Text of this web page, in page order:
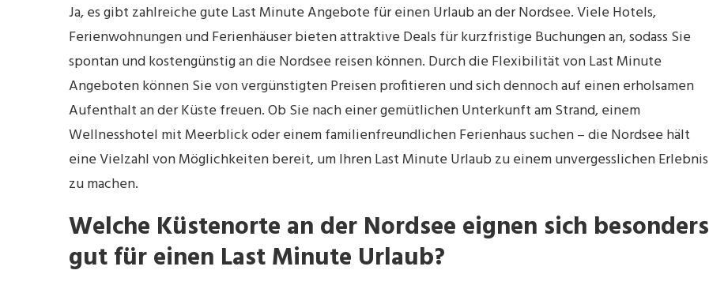
Ja, es gibt zahlreiche gute Last Minute Angebote für einen Urlaub an der Nordsee. Viele Hotels,
Ferienwohnungen und Ferienhäuser bieten attraktive Deals für kurzfristige Buchungen an, sodass Sie
spontan und kostengünstig an die Nordsee reisen können. Durch die Flexibilität von Last Minute
Angeboten können Sie von vergünstigten Preisen profitieren und sich dennoch auf einen erholsamen
Aufenthalt an der Küste freuen. Ob Sie nach einer gemütlichen Unterkunft am Strand, einem
Wellnesshotel mit Meerblick oder einem familienfreundlichen Ferienhaus suchen – die Nordsee hält
eine Vielzahl von Möglichkeiten bereit, um Ihren Last Minute Urlaub zu einem unvergesslichen Erlebnis
zu machen.
Welche Küstenorte an der Nordsee eignen sich besonders
gut für einen Last Minute Urlaub?